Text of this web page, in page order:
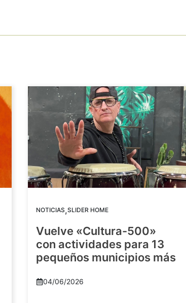
NOTICIAS,SLIDER HOME
Vuelve «Cultura-500»
con actividades para 13
pequeños municipios más
04/06/2026